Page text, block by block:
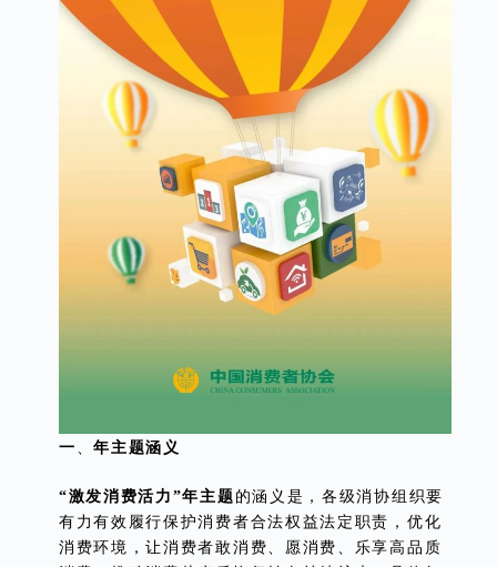
一 、年主题涵义
“激发消费活力”年主题 的涵义是，各级消协组织要
有力有效履行保护消费者合法权益法定职责，优化
消费环境，让消费者敢消费、愿消费、乐享高品质